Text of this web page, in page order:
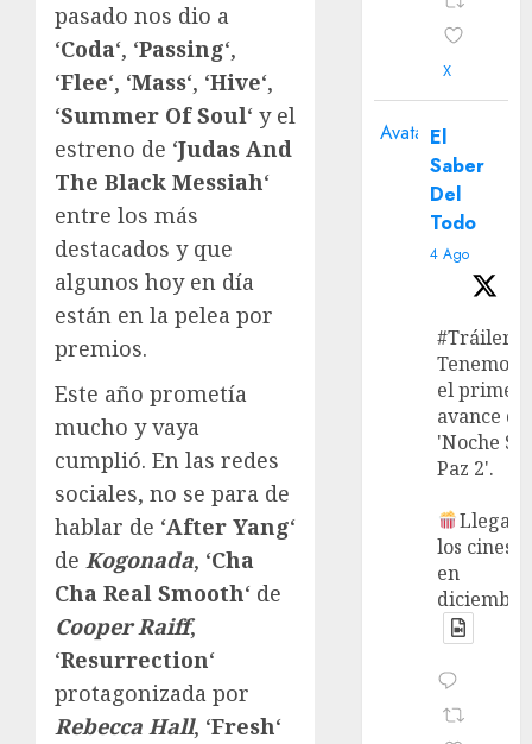
pasado nos dio a
‘Coda‘, ‘Passing‘,
‘Flee‘, ‘Mass‘, ‘Hive‘,
‘Summer Of Soul‘ y el
estreno de ‘Judas And
The Black Messiah‘
entre los más
destacados y que
algunos hoy en día
están en la pelea por
premios.
Este año prometía
mucho y vaya
cumplió. En las redes
sociales, no se para de
hablar de ‘After Yang‘
de Kogonada, ‘Cha
Cha Real Smooth‘ de
Cooper Raiff,
‘Resurrection‘
protagonizada por
Rebecca Hall, ‘Fresh‘
X
Avatar El
Saber
Del
Todo
4 Ago
#Tráiler
Tenemos
el primer
avance de
'Noche
Paz 2'.
Llega a
los cines
en